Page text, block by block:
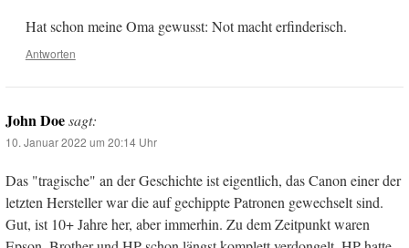
Hat schon meine Oma gewusst: Not macht erfinderisch.
Antworten
John Doesagt:
10. Januar 2022 um 20:14 Uhr
Das "tragische" an der Geschichte ist eigentlich, das Canon einer der
letzten Hersteller war die auf gechippte Patronen gewechselt sind.
Gut, ist 10+ Jahre her, aber immerhin. Zu dem Zeitpunkt waren